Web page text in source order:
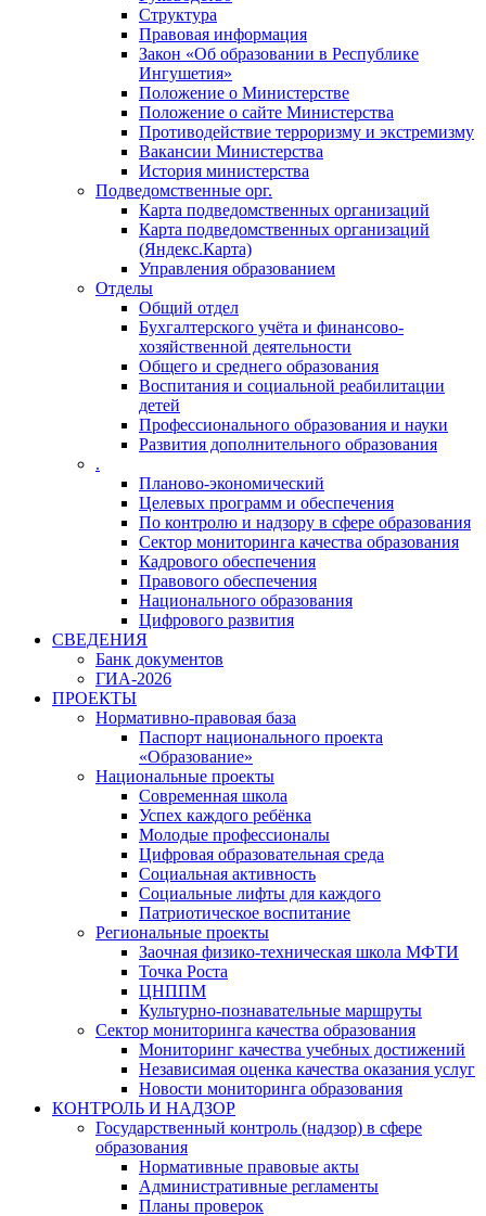
Структура
Правовая информация
Закон «Об образовании в Республике
Ингушетия»
Положение о Министерстве
Положение о сайте Министерства
Противодействие терроризму и экстремизму
Вакансии Министерства
История министерства
Подведомственные орг.
Карта подведомственных организаций
Карта подведомственных организаций
(Яндекс.Карта)
Управления образованием
Отделы
Общий отдел
Бухгалтерского учёта и финансово-
хозяйственной деятельности
Общего и среднего образования
Воспитания и социальной реабилитации
детей
Профессионального образования и науки
Развития дополнительного образования
.
Планово-экономический
Целевых программ и обеспечения
По контролю и надзору в сфере образования
Сектор мониторинга качества образования
Кадрового обеспечения
Правового обеспечения
Национального образования
Цифрового развития
СВЕДЕНИЯ
Банк документов
ГИА-2026
ПРОЕКТЫ
Нормативно-правовая база
Паспорт национального проекта
«Образование»
Национальные проекты
Современная школа
Успех каждого ребёнка
Молодые профессионалы
Цифровая образовательная среда
Социальная активность
Социальные лифты для каждого
Патриотическое воспитание
Региональные проекты
Заочная физико-техническая школа МФТИ
Точка Роста
ЦНППМ
Культурно-познавательные маршруты
Сектор мониторинга качества образования
Мониторинг качества учебных достижений
Независимая оценка качества оказания услуг
Новости мониторинга образования
КОНТРОЛЬ И НАДЗОР
Государственный контроль (надзор) в сфере
образования
Нормативные правовые акты
Административные регламенты
Планы проверок